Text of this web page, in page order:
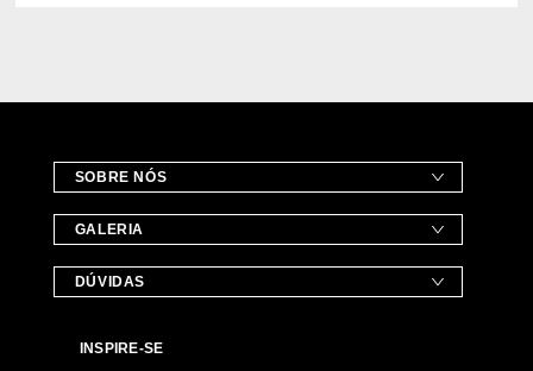
SOBRE NÓS
GALERIA
DÚVIDAS
INSPIRE-SE